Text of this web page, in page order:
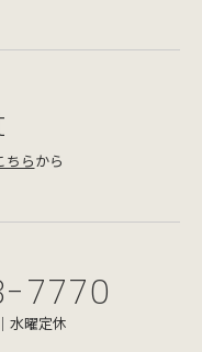
ちらから
7770
水曜定休